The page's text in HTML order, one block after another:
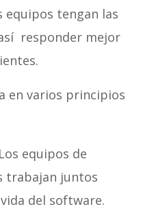
equipos tengan las
responder mejor
en varios principios
Los equipos de
trabajan juntos
del software.